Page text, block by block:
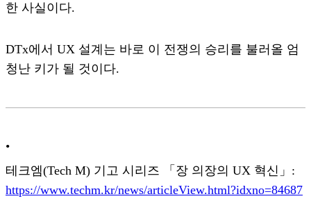
한 사실이다.
DTx에서 UX 설계는 바로 이 전쟁의 승리를 불러올 엄
청난 키가 될 것이다.
•
테크엠(Tech M) 기고 시리즈 「장 의장의 UX 혁신」:
https://www.techm.kr/news/articleView.html?idxno=84687